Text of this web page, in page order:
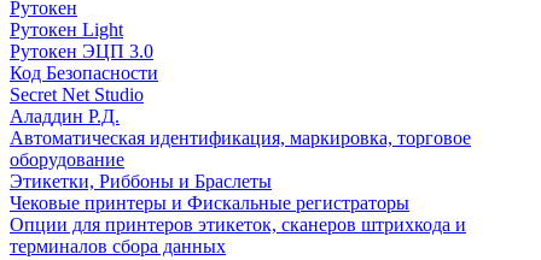
Рутокен
Рутокен Light
Рутокен ЭЦП 3.0
Код Безопасности
Secret Net Studio
Аладдин Р.Д.
Автоматическая идентификация, маркировка, торговое
оборудование
Этикетки, Риббоны и Браслеты
Чековые принтеры и Фискальные регистраторы
Опции для принтеров этикеток, сканеров штрихкода и
терминалов сбора данных